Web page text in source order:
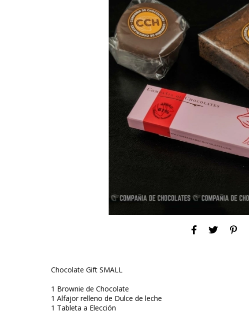
Chocolate Gift SMALL
1 Brownie de Chocolate
1 Alfajor relleno de Dulce de leche
1 Tableta a Elección